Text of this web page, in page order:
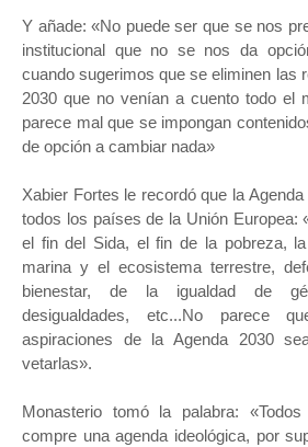
Y añade: «No puede ser que se nos
institucional que no se nos da
cuando sugerimos que se eliminen las
2030 que no venían a cuento todo el
parece mal que se impongan
de opción a cambiar nada»
Xabier Fortes le recordó que la
todos los países de la Unión Europea:
el fin del Sida, el fin de la pobreza,
marina y el ecosistema terrestre,
bienestar, de la igualdad de
desigualdades, etc...No parece
aspiraciones de la Agenda 2030
vetarlas».
Monasterio tomó la palabra:
compre una agenda ideológica, por